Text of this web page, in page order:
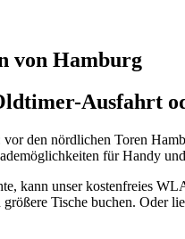
von Hamburg
Ausfahrt
den nördlichen Toren
für Handy
kann unser kostenfreies
Tische buchen. Oder